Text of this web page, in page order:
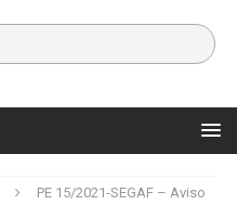
PE 15/2021-SEGAF – Aviso